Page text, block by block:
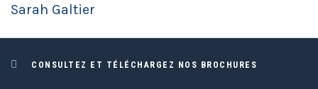
Sarah Galtier
CONSULTEZ ET TÉLÉCHARGEZ NOS BROCHURES